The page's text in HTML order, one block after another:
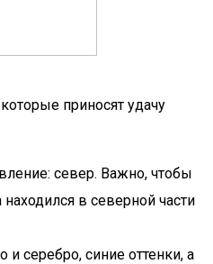
приносят удачу
север. Важно, чтобы
в северной части
и серебро, синие оттенки, а